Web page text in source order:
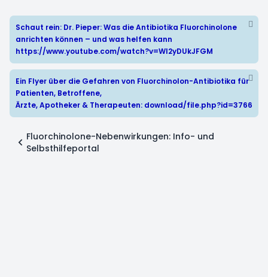
Schaut rein: Dr. Pieper: Was die Antibiotika Fluorchinolone
anrichten können – und was helfen kann
https://www.youtube.com/watch?v=WI2yDUkJFGM
Ein Flyer über die Gefahren von Fluorchinolon-Antibiotika für
Patienten, Betroffene,
Ärzte, Apotheker & Therapeuten: download/file.php?id=3766
Fluorchinolone-Nebenwirkungen: Info- und
Selbsthilfeportal